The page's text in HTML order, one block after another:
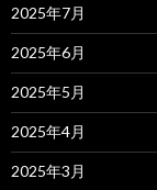
2025年7月
2025年6月
2025年5月
2025年4月
2025年3月